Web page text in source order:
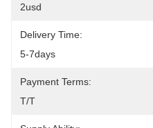
2usd
Delivery Time:
5-7days
Payment Terms:
T/T